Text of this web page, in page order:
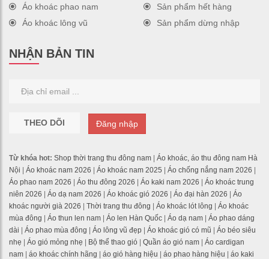
Áo khoác phao nam
Áo khoác lông vũ
Sản phẩm hết hàng
Sản phẩm dừng nhập
NHẬN BẢN TIN
THEO DÕI Đăng nhập
Từ khóa hot: Shop thời trang thu đông nam | Áo khoác, áo thu đông nam Hà
Nội | Áo khoác nam 2026 | Áo khoác nam 2025 | Áo chống nắng nam 2026 |
Áo phao nam 2026 | Áo thu đông 2026 | Áo kaki nam 2026 | Áo khoác trung
niên 2026 | Áo dạ nam 2026 | Áo khoác gió 2026 | Áo đại hàn 2026 | Áo
khoác người già 2026 | Thời trang thu đông | Áo khoác lót lông | Áo khoác
mùa đông | Áo thun len nam | Áo len Hàn Quốc | Áo dạ nam | Áo phao dáng
dài | Áo phao mùa đông | Áo lông vũ đẹp | Áo khoác gió có mũ | Áo béo siêu
nhẹ | Áo gió mỏng nhẹ | Bộ thể thao gió | Quần áo gió nam | Áo cardigan
nam | áo khoác chính hãng | áo gió hàng hiệu | áo phao hàng hiệu | áo kaki